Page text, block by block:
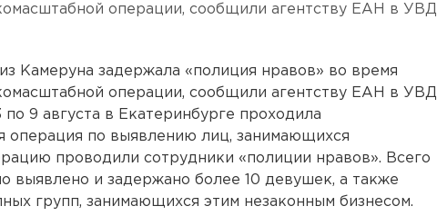
операции, сообщили агентству ЕАН в УВД
Камеруна задержала «полиция нравов» во время
операции, сообщили агентству ЕАН в УВД
по 9 августа в Екатеринбурге проходила
операция по выявлению лиц, занимающихся
проводили сотрудники «полиции нравов». Всего
выявлено и задержано более 10 девушек, а также
групп, занимающихся этим незаконным бизнесом.